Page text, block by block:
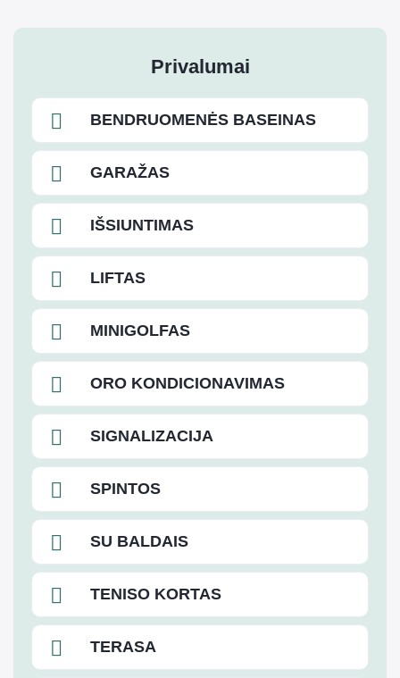
Privalumai
BENDRUOMENĖS BASEINAS
GARAŽAS
IŠSIUNTIMAS
LIFTAS
MINIGOLFAS
ORO KONDICIONAVIMAS
SIGNALIZACIJA
SPINTOS
SU BALDAIS
TENISO KORTAS
TERASA